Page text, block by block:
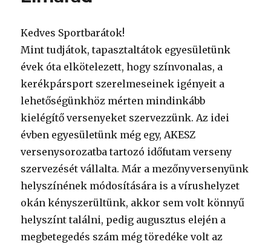
Kedves Sportbarátok!
Mint tudjátok, tapasztaltátok egyesületünk
évek óta elkötelezett, hogy színvonalas, a
kerékpársport szerelmeseinek igényeit a
lehetőségünkhöz mérten mindinkább
kielégítő versenyeket szervezzünk. Az idei
évben egyesületünk még egy, AKESZ
versenysorozatba tartozó időfutam verseny
szervezését vállalta. Már a mezőnyversenyünk
helyszínének módosítására is a vírushelyzet
okán kényszerültünk, akkor sem volt könnyű
helyszínt találni, pedig augusztus elején a
megbetegedés szám még töredéke volt az